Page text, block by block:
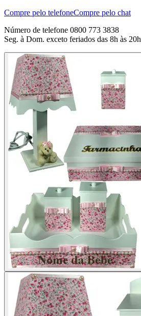
Compre pelo telefoneCompre pelo chat
Número de telefone 0800 773 3838
Seg. à Dom. exceto feriados das 8h às 20h